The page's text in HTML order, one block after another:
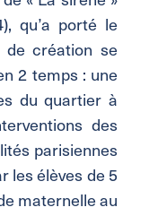
qu’a porté le
de création se
2 temps : une
du quartier à
des
parisiennes
les élèves de 5
maternelle au